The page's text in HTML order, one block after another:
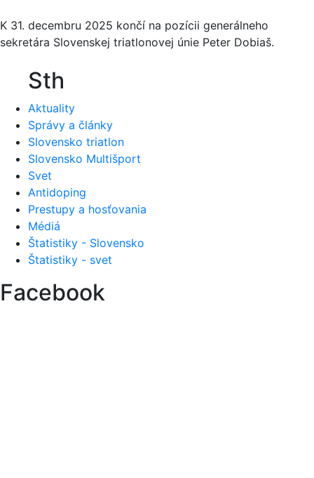
K 31. decembru 2025 končí na pozícii generálneho
sekretára Slovenskej triatlonovej únie Peter Dobiaš.
Sth
Aktuality
Správy a články
Slovensko triatlon
Slovensko Multišport
Svet
Antidoping
Prestupy a hosťovania
Médiá
Štatistiky - Slovensko
Štatistiky - svet
Facebook